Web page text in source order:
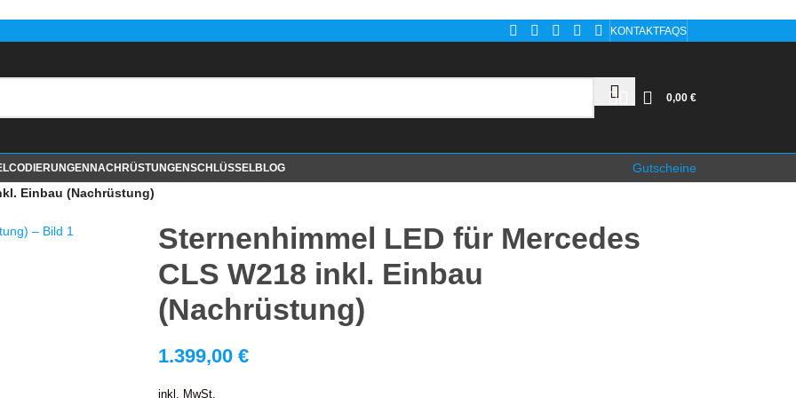
KONTAKTFAQS
0,00 €
CODIERUNGEN NACHRÜSTUNGENSCHLÜSSELBLOG
Gutscheine
Einbau (Nachrüstung)
Sternenhimmel LED für Mercedes
CLS W218 inkl. Einbau
(Nachrüstung)
1.399,00 €
inkl. MwSt.